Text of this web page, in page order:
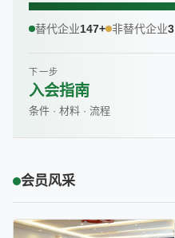
替代企业147+ 非替代企业3
下一步
入会指南
条件 · 材料 · 流程
会员风采